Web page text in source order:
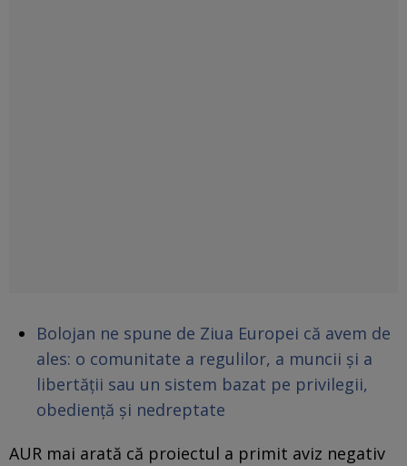
Bolojan ne spune de Ziua Europei că avem de
ales: o comunitate a regulilor, a muncii și a
libertății sau un sistem bazat pe privilegii,
obediență și nedreptate
AUR mai arată că proiectul a primit aviz negativ